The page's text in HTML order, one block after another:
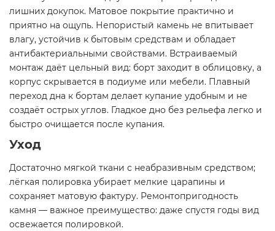
лишних докупок. Матовое покрытие практично и
приятно на ощупь. Непористый камень не впитывает
влагу, устойчив к бытовым средствам и обладает
антибактериальными свойствами. Встраиваемый
монтаж даёт цельный вид: борт заходит в облицовку, а
корпус скрывается в подиуме или мебели. Плавный
переход дна к бортам делает купание удобным и не
создаёт острых углов. Гладкое дно без рельефа легко и
быстро очищается после купания.
Уход
Достаточно мягкой ткани с неабразивным средством;
лёгкая полировка убирает мелкие царапины и
сохраняет матовую фактуру. Ремонтопригодность
камня — важное преимущество: даже спустя годы вид
освежается полировкой.